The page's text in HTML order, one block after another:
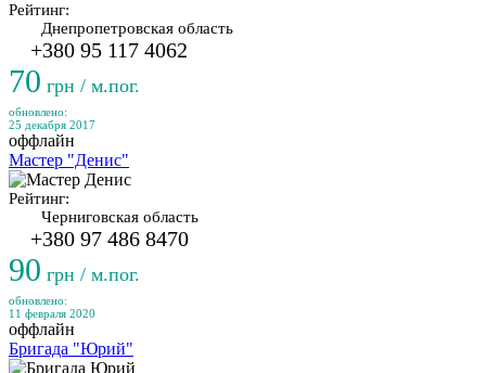
Рейтинг:
Днепропетровская область
+380 95 117 4062
70 грн / м.пог.
обновлено:
25 декабря 2017
оффлайн
Мастер "Денис"
Рейтинг:
Черниговская область
+380 97 486 8470
90 грн / м.пог.
обновлено:
11 февраля 2020
оффлайн
Бригада "Юрий"